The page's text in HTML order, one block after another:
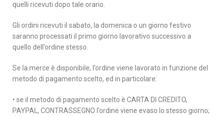
quelli ricevuti dopo tale orario.
Gli ordini ricevuti il sabato, la domenica o un giorno festivo
saranno processati il primo giorno lavorativo successivo a
quello dell’ordine stesso.
Se la merce è disponibile, l’ordine viene lavorato in funzione del
metodo di pagamento scelto, ed in particolare:
• se il metodo di pagamento scelto è CARTA DI CREDITO,
PAYPAL, CONTRASSEGNO l’ordine viene evaso lo stesso giorno;